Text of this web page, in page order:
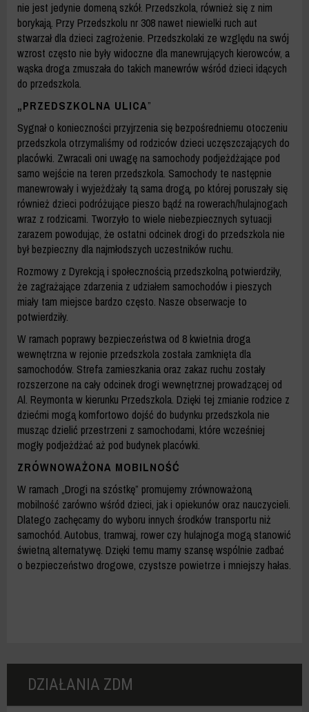
nie jest jedynie domeną szkół. Przedszkola, również się z nim
borykają. Przy Przedszkolu nr 308 nawet niewielki ruch aut
stwarzał dla dzieci zagrożenie. Przedszkolaki ze względu na swój
wzrost często nie były widoczne dla manewrujących kierowców, a
wąska droga zmuszała do takich manewrów wśród dzieci idących
do przedszkola.
„PRZEDSZKOLNA ULICA”
Sygnał o konieczności przyjrzenia się bezpośredniemu otoczeniu
przedszkola otrzymaliśmy od rodziców dzieci uczęszczających do
placówki. Zwracali oni uwagę na samochody podjeżdżające pod
samo wejście na teren przedszkola. Samochody te następnie
manewrowały i wyjeżdżały tą sama drogą, po której poruszały się
również dzieci podróżujące pieszo bądź na rowerach/hulajnogach
wraz z rodzicami. Tworzyło to wiele niebezpiecznych sytuacji
zarazem powodując, że ostatni odcinek drogi do przedszkola nie
był bezpieczny dla najmłodszych uczestników ruchu.
Rozmowy z Dyrekcją i społecznością przedszkolną potwierdziły,
że zagrażające zdarzenia z udziałem samochodów i pieszych
miały tam miejsce bardzo często. Nasze obserwacje to
potwierdziły.
W ramach poprawy bezpieczeństwa od 8 kwietnia droga
wewnętrzna w rejonie przedszkola została zamknięta dla
samochodów. Strefa zamieszkania oraz zakaz ruchu zostały
rozszerzone na cały odcinek drogi wewnętrznej prowadzącej od
Al. Reymonta w kierunku Przedszkola. Dzięki tej zmianie rodzice z
dziećmi mogą komfortowo dojść do budynku przedszkola nie
musząc dzielić przestrzeni z samochodami, które wcześniej
mogły podjeżdżać aż pod budynek placówki.
ZRÓWNOWAŻONA MOBILNOŚĆ
W ramach „Drogi na szóstkę” promujemy zrównoważoną
mobilność zarówno wśród dzieci, jak i opiekunów oraz nauczycieli.
Dlatego zachęcamy do wyboru innych środków transportu niż
samochód. Autobus, tramwaj, rower czy hulajnoga mogą stanowić
świetną alternatywę. Dzięki temu mamy szansę wspólnie zadbać
o bezpieczeństwo drogowe, czystsze powietrze i mniejszy hałas.
DZIAŁANIA ZDM